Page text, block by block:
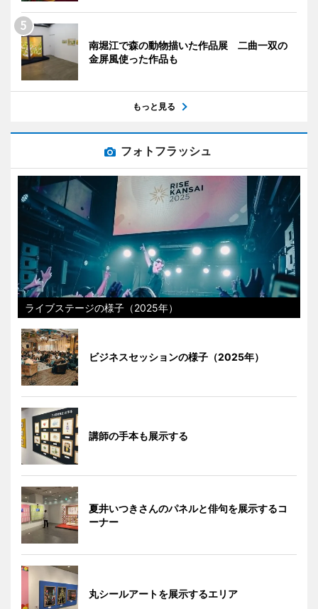
南堀江で森の動物描いた作品展 二曲一双の
金屏風使った作品も
もっと見る
フォトフラッシュ
ライブステージの様子（2025年）
ビジネスセッションの様子（2025年）
講師の手本も展示する
夏井いつきさんのパネルと俳句を展示するコ
ーナー
丸シールアートを展示するエリア